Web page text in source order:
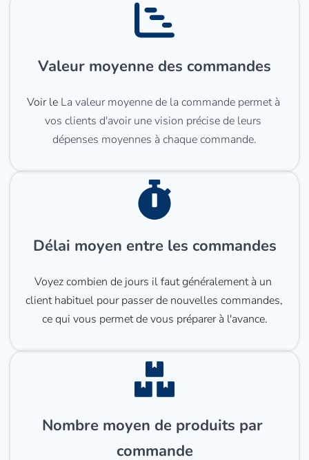
Valeur moyenne des commandes
Voir le La valeur moyenne de la commande permet à
vos clients d'avoir une vision précise de leurs
dépenses moyennes à chaque commande.
Délai moyen entre les commandes
Voyez combien de jours il faut généralement à un
client habituel pour passer de nouvelles commandes,
ce qui vous permet de vous préparer à l'avance.
Nombre moyen de produits par
commande